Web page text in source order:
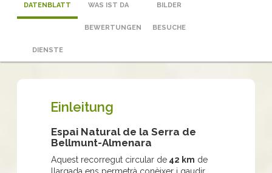
DATENBLATT WAS IST DA BILDER
BEWERTUNGEN BESUCHE
DIENSTE
Einleitung
Espai Natural de la Serra de
Bellmunt-Almenara
Aquest recorregut circular de 42 km de